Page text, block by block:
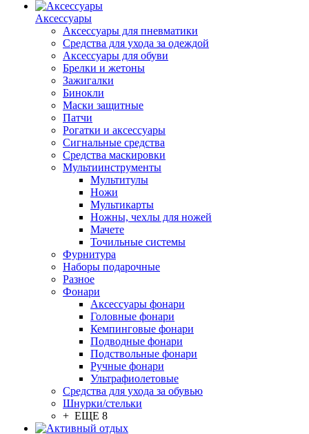
Аксессуары
Аксессуары для пневматики
Средства для ухода за одеждой
Аксессуары для обуви
Брелки и жетоны
Зажигалки
Бинокли
Маски защитные
Патчи
Рогатки и аксессуары
Сигнальные средства
Средства маскировки
Мультиинструменты
Мультитулы
Ножи
Мультикарты
Ножны, чехлы для ножей
Мачете
Точильные системы
Фурнитура
Наборы подарочные
Разное
Фонари
Аксессуары фонари
Головные фонари
Кемпинговые фонари
Подводные фонари
Подствольные фонари
Ручные фонари
Ультрафиолетовые
Средства для ухода за обувью
Шнурки/стельки
+ ЕЩЕ 8